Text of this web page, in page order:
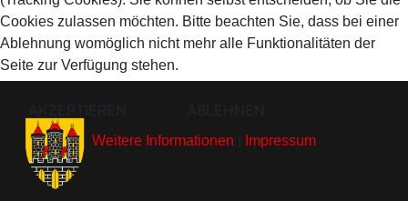
Cookies zulassen möchten. Bitte beachten Sie, dass bei einer
Ablehnung womöglich nicht mehr alle Funktionalitäten der
Seite zur Verfügung stehen.
Weitere Informationen Impressum